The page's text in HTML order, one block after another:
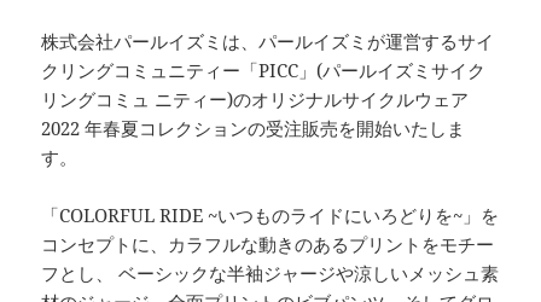
株式会社パールイズミは、パールイズミが運営するサイ
クリングコミュニティー「PICC」(パールイズミサイク
リングコミュ ニティー)のオリジナルサイクルウェア
2022 年春夏コレクションの受注販売を開始いたしま
す。
「COLORFUL RIDE ~いつものライドにいろどりを~」を
コンセプトに、カラフルな動きのあるプリントをモチー
フとし、 ベーシックな半袖ジャージや涼しいメッシュ素